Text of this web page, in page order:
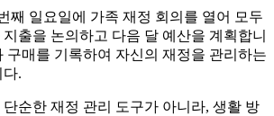
째 일요일에 가족 재정 회의를 열어 모두
출을 논의하고 다음 달 예산을 계획합니
구매를 기록하여 자신의 재정을 관리하는
다.
순한 재정 관리 도구가 아니라, 생활 방